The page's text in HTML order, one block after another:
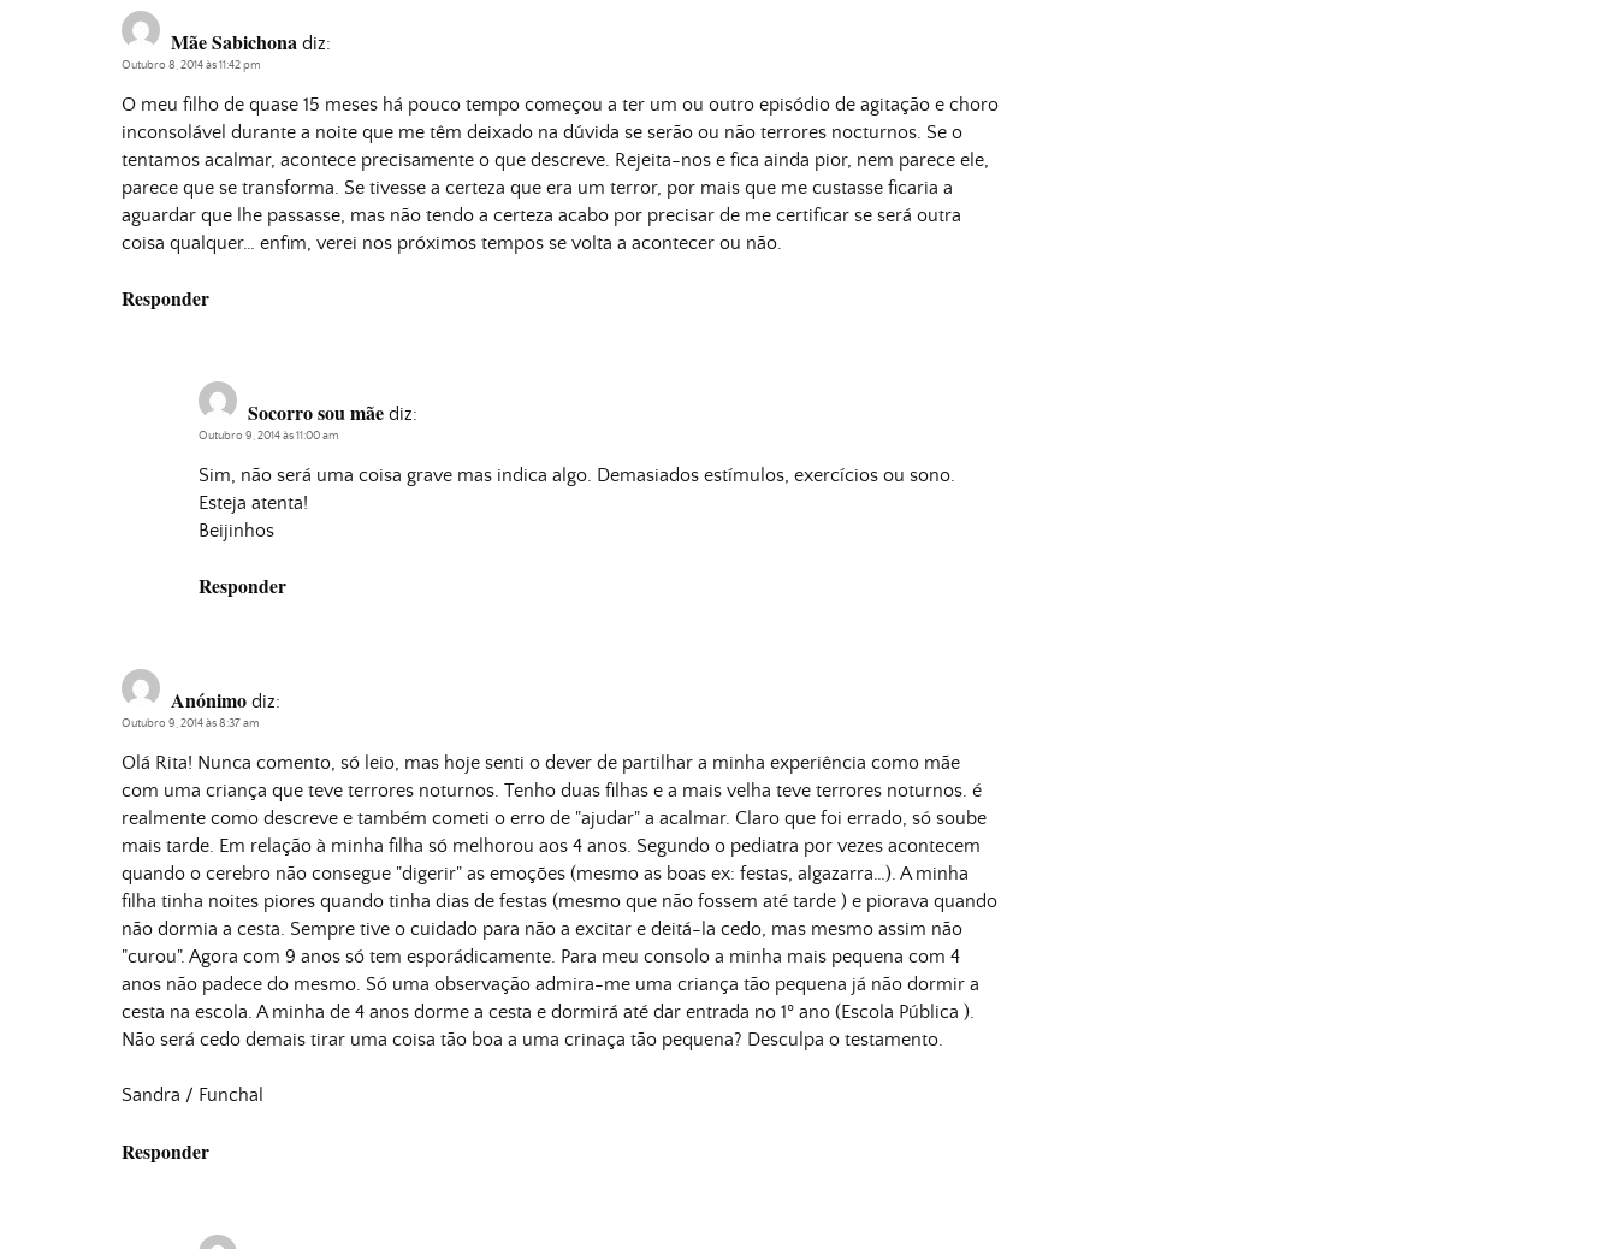
Mãe Sabichona diz:
Outubro 8, 2014 às 11:42 pm
O meu filho de quase 15 meses há pouco tempo começou a ter um ou outro episódio de agitação e choro
inconsolável durante a noite que me têm deixado na dúvida se serão ou não terrores nocturnos. Se o
tentamos acalmar, acontece precisamente o que descreve. Rejeita-nos e fica ainda pior, nem parece ele,
parece que se transforma. Se tivesse a certeza que era um terror, por mais que me custasse ficaria a
aguardar que lhe passasse, mas não tendo a certeza acabo por precisar de me certificar se será outra
coisa qualquer… enfim, verei nos próximos tempos se volta a acontecer ou não.
Responder
Socorro sou mãe diz:
Outubro 9, 2014 às 11:00 am
Sim, não será uma coisa grave mas indica algo. Demasiados estímulos, exercícios ou sono.
Esteja atenta!
Beijinhos
Responder
Anónimo diz:
Outubro 9, 2014 às 8:37 am
Olá Rita! Nunca comento, só leio, mas hoje senti o dever de partilhar a minha experiência como mãe
com uma criança que teve terrores noturnos. Tenho duas filhas e a mais velha teve terrores noturnos. é
realmente como descreve e também cometi o erro de "ajudar" a acalmar. Claro que foi errado, só soube
mais tarde. Em relação à minha filha só melhorou aos 4 anos. Segundo o pediatra por vezes acontecem
quando o cerebro não consegue "digerir" as emoções (mesmo as boas ex: festas, algazarra…). A minha
filha tinha noites piores quando tinha dias de festas (mesmo que não fossem até tarde ) e piorava quando
não dormia a cesta. Sempre tive o cuidado para não a excitar e deitá-la cedo, mas mesmo assim não
"curou". Agora com 9 anos só tem esporádicamente. Para meu consolo a minha mais pequena com 4
anos não padece do mesmo. Só uma observação admira-me uma criança tão pequena já não dormir a
cesta na escola. A minha de 4 anos dorme a cesta e dormirá até dar entrada no 1º ano (Escola Pública ).
Não será cedo demais tirar uma coisa tão boa a uma crinaça tão pequena? Desculpa o testamento.
Sandra / Funchal
Responder